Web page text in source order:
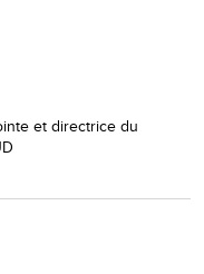
et directrice du